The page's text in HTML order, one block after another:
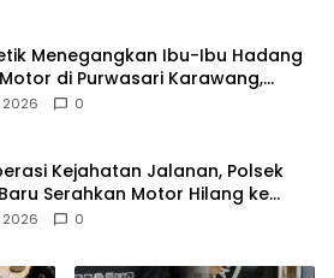
Menegangkan Ibu-Ibu Hadang
di Purwasari Karawang,
di Tengah Keramaian!
0
Kejahatan Jalanan, Polsek
Serahkan Motor Hilang ke
0